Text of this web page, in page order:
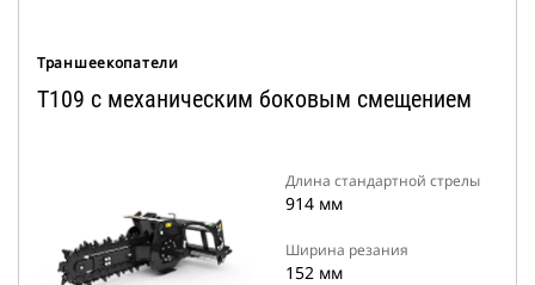
Траншеекопатели
T109 с механическим боковым смещением
Длина стандартной стрелы
914 мм
Ширина резания
152 мм